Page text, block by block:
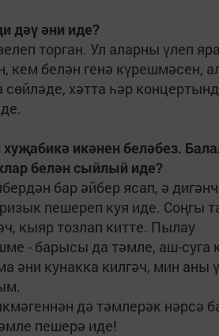
дәү әни иде?
торган. Ул аларны үлеп
кем белән генә күрешмәсен,
хәтта һәр
хуҗабикә икәнен беләбез.
белән сыйлый иде?
бар әйбер ясап, ә
пешереп куя иде. Соңгы
кыяр тозлап китте. Пылау
- барысы да тәмле, аш-суга
әни кунакка килгәч, мин аны
дә тәмлерәк нәрсә
пешерә иде!